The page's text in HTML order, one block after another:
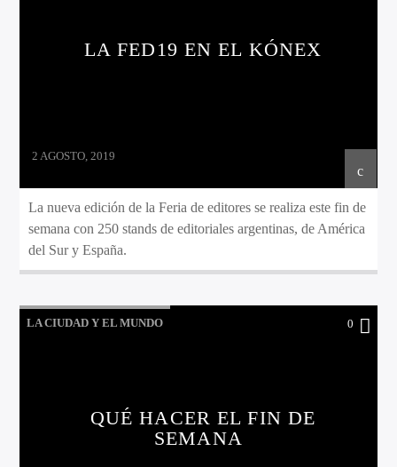
LA FED19 EN EL KÓNEX
2 AGOSTO, 2019
La nueva edición de la Feria de editores se realiza este fin de
semana con 250 stands de editoriales argentinas, de América
del Sur y España.
LA CIUDAD Y EL MUNDO 0
QUÉ HACER EL FIN DE
SEMANA